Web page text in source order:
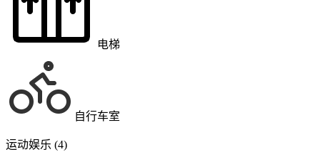
电梯
自行车室
运动娱乐 (4)